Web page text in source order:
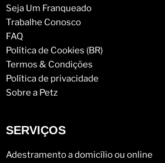
Seja Um Franqueado
Trabalhe Conosco
FAQ
Política de Cookies (BR)
Termos & Condições
Política de privacidade
Sobre a Petz
SERVIÇOS
Adestramento a domicílio ou online